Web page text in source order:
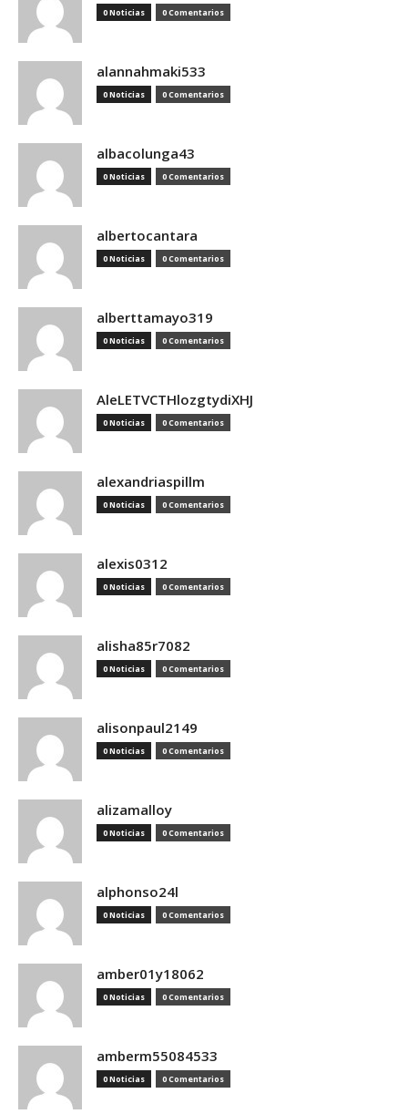
0 Noticias 0 Comentarios
alannahmaki533
0 Noticias 0 Comentarios
albacolunga43
0 Noticias 0 Comentarios
albertocantara
0 Noticias 0 Comentarios
alberttamayo319
0 Noticias 0 Comentarios
AleLETVCTHlozgtydiXHJ
0 Noticias 0 Comentarios
alexandriaspillm
0 Noticias 0 Comentarios
alexis0312
0 Noticias 0 Comentarios
alisha85r7082
0 Noticias 0 Comentarios
alisonpaul2149
0 Noticias 0 Comentarios
alizamalloy
0 Noticias 0 Comentarios
alphonso24l
0 Noticias 0 Comentarios
amber01y18062
0 Noticias 0 Comentarios
amberm55084533
0 Noticias 0 Comentarios